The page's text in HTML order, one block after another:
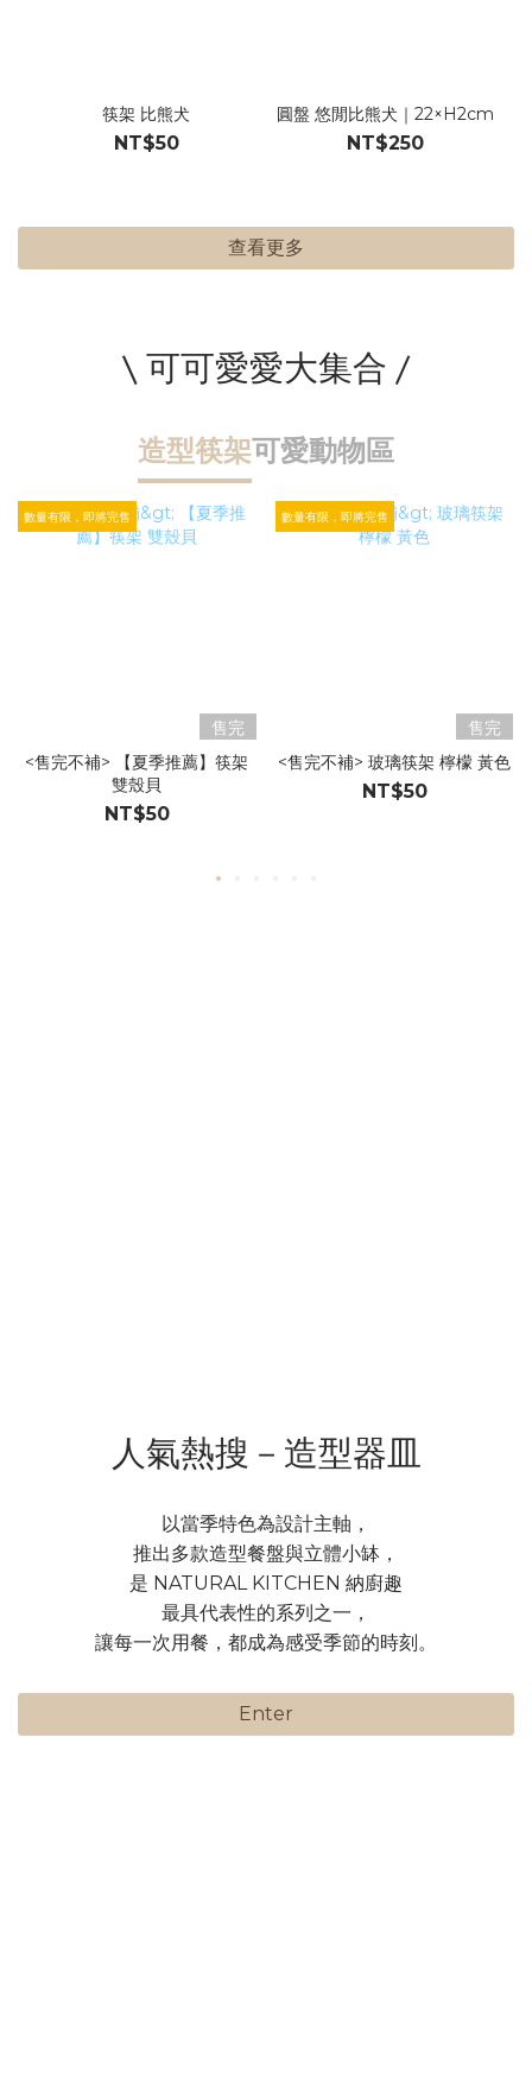
筷架 比熊犬
NT$50
圓盤 悠閒比熊犬｜22×H2cm
NT$250
查看更多
\ 可可愛愛大集合 /
造型筷架可愛動物區
數量有限，即將完售
售完
<售完不補> 【夏季推薦】筷架
雙殼貝
NT$50
數量有限，即將完售
售完
<售完不補> 玻璃筷架 檸檬 黃色
NT$50
人氣熱搜－造型器皿
以當季特色為設計主軸，
推出多款造型餐盤與立體小缽，
是 NATURAL KITCHEN 納廚趣
最具代表性的系列之一，
讓每一次用餐，都成為感受季節的時刻。
Enter